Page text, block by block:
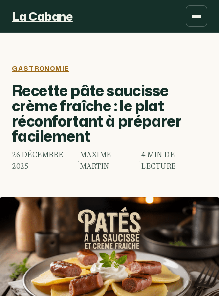
La Cabane
GASTRONOMIE
Recette pâte saucisse
crème fraîche : le plat
réconfortant à préparer
facilement
26 DÉCEMBRE
2025
·
MAXIME
MARTIN
·
4 MIN DE
LECTURE